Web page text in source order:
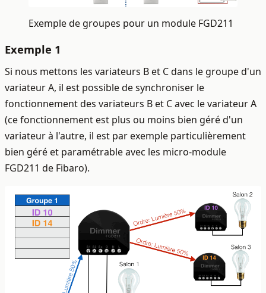
Exemple de groupes pour un module FGD211
Exemple 1
Si nous mettons les variateurs B et C dans le groupe d'un
variateur A, il est possible de synchroniser le
fonctionnement des variateurs B et C avec le variateur A
(ce fonctionnement est plus ou moins bien géré d'un
variateur à l'autre, il est par exemple particulièrement
bien géré et paramétrable avec les micro-module
FGD211 de Fibaro).